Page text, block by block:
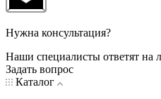
Нужна консультация?
Наши специалисты ответят
Задать вопрос
Каталог